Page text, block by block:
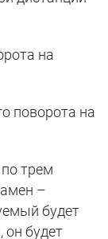
на
поворота на
трем
–
будет
будет